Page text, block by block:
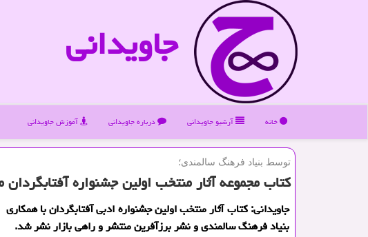
جاویدانی
خانه آرشیو جاویدانی درباره جاویدانی آموزش جاویدانی
توسط بنیاد فرهنگ سالمندی؛
كتاب مجموعه آثار منتخب اولین جشنواره
جاویدانی: کتاب آثار منتخب اولین جشنواره ادبی آفتابگردان با همکاری
بنیاد فرهنگ سالمندی و نشر برزآفرین منتشر و راهی بازار نشر شد.